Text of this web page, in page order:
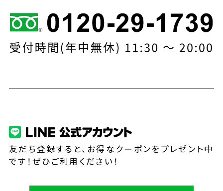
友だち登録すると、お得なクーポンをプレゼント中
です！ぜひご利用ください！